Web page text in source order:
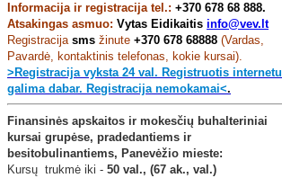
Informacija ir registracija tel.: +370 678 68 888.
Atsakingas asmuo: Vytas Eidikaitis info@vev.lt
Registracija sms žinute +370 678 68888 (Vardas,
Pavardė, kontaktinis telefonas, kokie kursai).
>Registracija vyksta 24 val. Registruotis internetu
galima dabar. Registracija nemokamai<.
Finansinės apskaitos ir mokesčių buhalteriniai
kursai grupėse, pradedantiems ir
besitobulinantiems, Panevėžio mieste:
Kursų trukmė iki - 50 val., (67 ak., val.)